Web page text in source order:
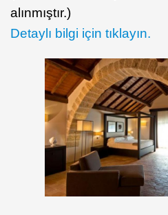
alınmıştır.)
Detaylı bilgi için tıklayın.